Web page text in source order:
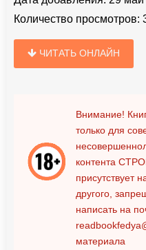
Количество просмотров:
ЧИТАТЬ ОНЛАЙН
Внимание!
только для
контента
присутствует
другого,
написать на
материала